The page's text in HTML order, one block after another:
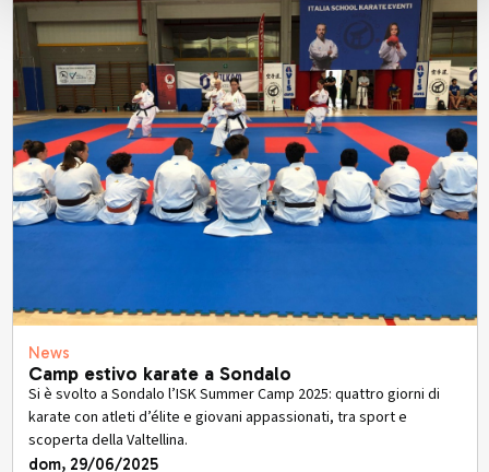
News
Camp estivo karate a Sondalo
Si è svolto a Sondalo l’ISK Summer Camp 2025: quattro giorni di
karate con atleti d’élite e giovani appassionati, tra sport e
scoperta della Valtellina.
dom, 29/06/2025